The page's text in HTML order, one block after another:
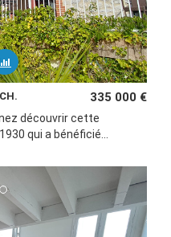
335 000 €
découvrir cette
qui a bénéficié...